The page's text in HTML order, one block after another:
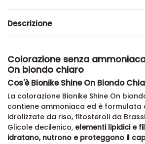
Descrizione
Colorazione senza
On biondo chiaro
Cos'è Bionike Shine On Biondo
La colorazione Bionike Shine On
contiene ammoniaca ed è formulata
idrolizzate da riso, fitosteroli da
Glicole decilenico, elementi lipidici e
idratano, nutrono e proteggono il